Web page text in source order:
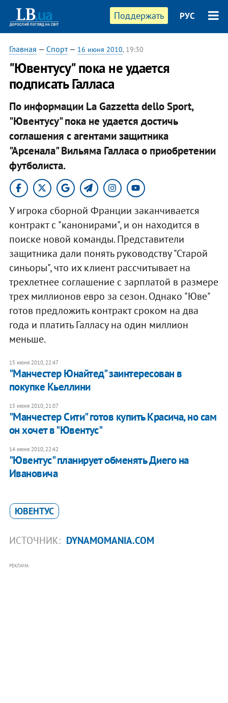
Поддержать РУС
Главная — Спорт— 16 июня 2010, 19:30
"Ювентусу" пока не удается
подписать Галласа
По информации La Gazzetta dello Sport,
"Ювентусу" пока не удается достичь
соглашения с агентами защитника
"Арсенала" Вильяма Галласа о приобретении
футболиста.
У игрока сборной Франции заканчивается
контракт с "канонирами", и он находится в
поиске новой команды. Представители
защитника дали понять руководству "Старой
синьоры", что их клиент рассчитывает на
трехлетнее соглашение с зарплатой в размере
трех миллионов евро за сезон. Однако "Юве"
готов предложить контракт сроком на два
года и платить Галласу на один миллион
меньше.
15 июня 2010, 22:47
"Манчестер Юнайтед" заинтересован в
покупке Кьеллини
15 июня 2010, 21:07
"Манчестер Сити" готов купить Красича, но сам
он хочет в "Ювентус"
14 июня 2010, 22:42
"Ювентус" планирует обменять Диего на
Ивановича
ЮВЕНТУС
ИСТОЧНИК: DYNAMOMANIA.COM
РЕКЛАМА